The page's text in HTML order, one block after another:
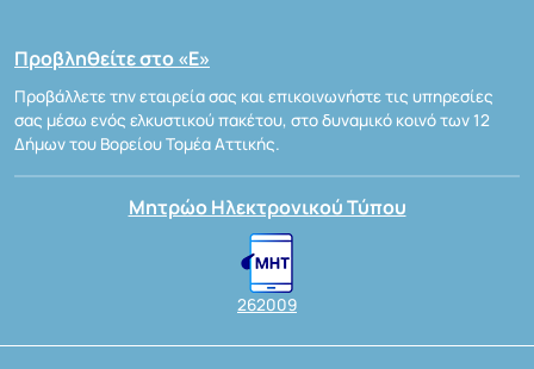
Προβληθείτε στο «Ε»
Προβάλλετε την εταιρεία σας και επικοινωνήστε τις υπηρεσίες
σας μέσω ενός ελκυστικού πακέτου, στο δυναμικό κοινό των 12
Δήμων του Βορείου Τομέα Αττικής.
Μητρώο Ηλεκτρονικού Τύπου
262009